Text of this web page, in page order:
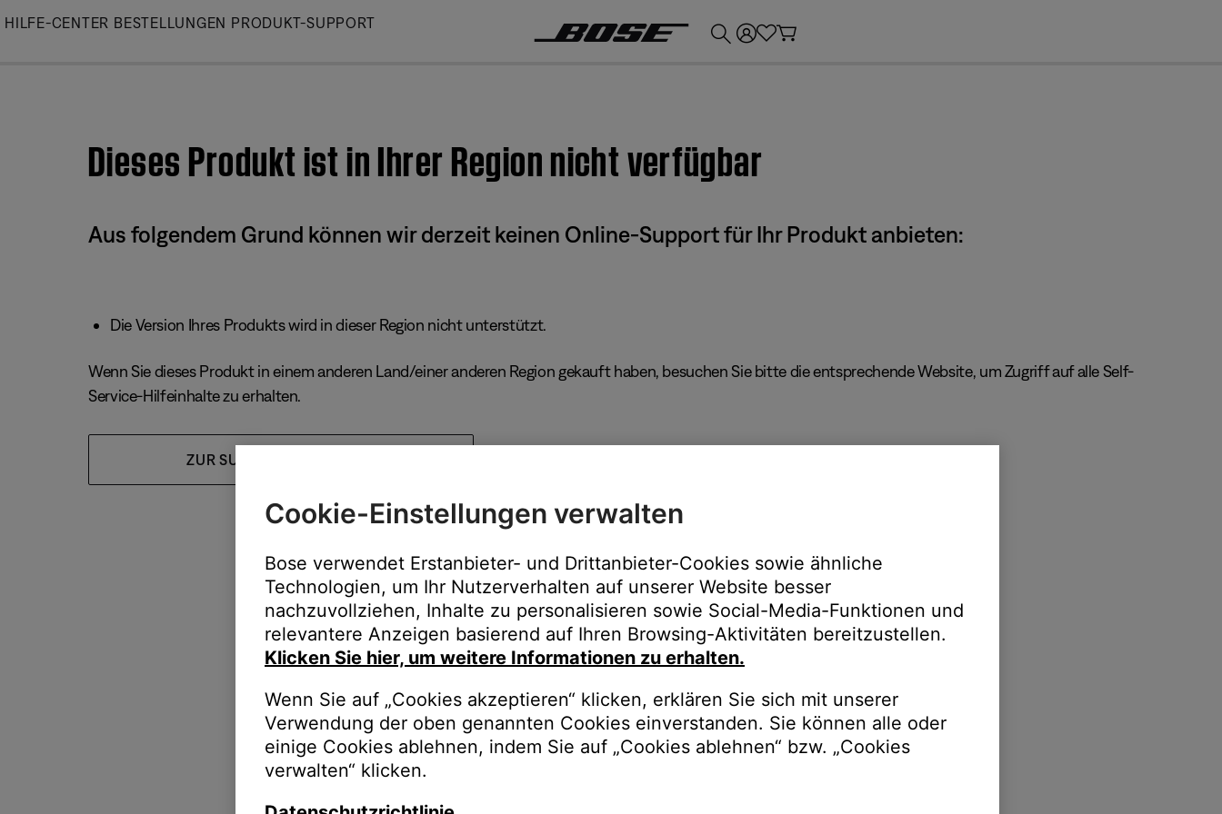
Skip
HILFE-CENTER BESTELLUNGEN PRODUKT-SUPPORT
Dieses Produkt ist in Ihrer Region nicht verfügbar
Aus folgendem Grund können wir derzeit keinen Online-Support für Ihr Produkt anbieten:
Die Version Ihres Produkts wird in dieser Region nicht unterstützt.
Wenn Sie dieses Produkt in einem anderen Land/einer anderen Region gekauft haben, besuchen Sie bitte die entsprechende Website, um Zugriff auf alle Self-
Service-Hilfeinhalte zu erhalten.
ZUR SUPPORT-HOMEPAGE
Cookie-Einstellungen verwalten
Bose verwendet Erstanbieter- und Drittanbieter-Cookies sowie ähnliche
Technologien, um Ihr Nutzerverhalten auf unserer Website besser
nachzuvollziehen, Inhalte zu personalisieren sowie Social-Media-Funktionen und
relevantere Anzeigen basierend auf Ihren Browsing-Aktivitäten bereitzustellen.
Klicken Sie hier, um weitere Informationen zu erhalten.
Wenn Sie auf „Cookies akzeptieren“ klicken, erklären Sie sich mit unserer
Verwendung der oben genannten Cookies einverstanden. Sie können alle oder
einige Cookies ablehnen, indem Sie auf „Cookies ablehnen“ bzw. „Cookies
verwalten“ klicken.